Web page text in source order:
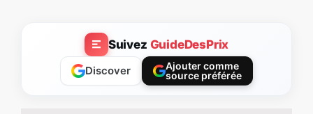
Suivez GuideDesPrix
Discover
Ajouter comme
source préférée